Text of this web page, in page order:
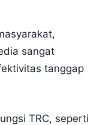
sangat
tanggap
TRC, seperti